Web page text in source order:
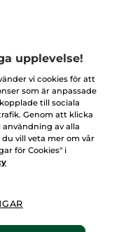
upplevelse!
vi cookies för att
som är anpassade
till sociala
Genom att klicka
av alla
vill veta mer om vår
för Cookies" i